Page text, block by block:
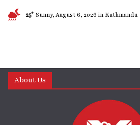
25° Sunny, August 6, 2026 in Kathmandu
About Us